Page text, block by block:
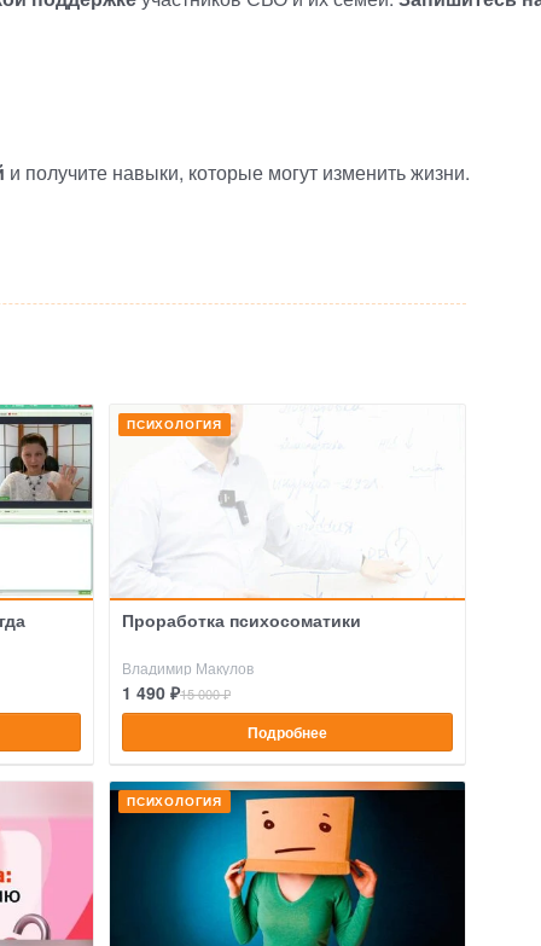
и получите навыки, которые могут изменить жизни.
ПСИХОЛОГИЯ
Проработка психосоматики
Владимир Макулов
1 490 ₽15 000 ₽
Подробнее
ПСИХОЛОГИЯ